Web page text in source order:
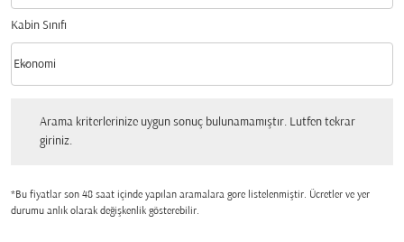
Kabin Sınıfı
Kabin Sınıfı option Ekonomi Selected
Ekonomi
keyboard_arrow_down
Arama kriterlerinize uygun sonuç bulunamamıştır. Lutfen tekrar
giriniz.
*Bu fiyatlar son 48 saat içinde yapılan aramalara gore listelenmiştir. Ücretler ve yer
durumu anlık olarak değişkenlik gösterebilir.